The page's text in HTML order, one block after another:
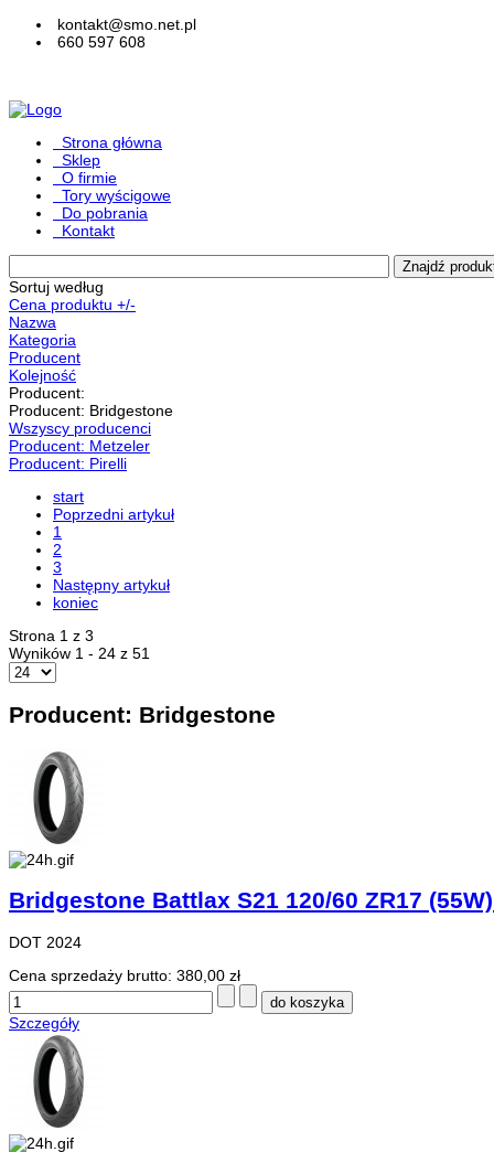
kontakt@smo.net.pl
660 597 608
Strona główna
Sklep
O firmie
Tory wyścigowe
Do pobrania
Kontakt
Sortuj według
Cena produktu +/-
Nazwa
Kategoria
Producent
Kolejność
Producent:
Producent: Bridgestone
Wszyscy producenci
Producent: Metzeler
Producent: Pirelli
start
Poprzedni artykuł
1
2
3
Następny artykuł
koniec
Strona 1 z 3
Wyników 1 - 24 z 51
Producent: Bridgestone
Bridgestone Battlax S21 120/60 ZR17
DOT 2024
Cena sprzedaży brutto: 380,00 zł
Szczegóły